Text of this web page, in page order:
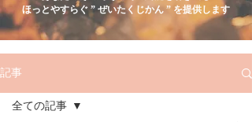
ほっとやすらぐ ” ぜいたくじかん ” を提供します
記事
全ての記事